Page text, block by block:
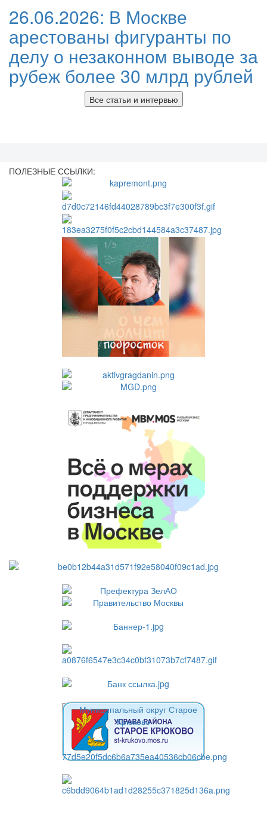
26.06.2026: В Москве
арестованы фигуранты по
делу о незаконном выводе за
рубеж более 30 млрд рублей
Все статьи и интервью
ПОЛЕЗНЫЕ ССЫЛКИ: